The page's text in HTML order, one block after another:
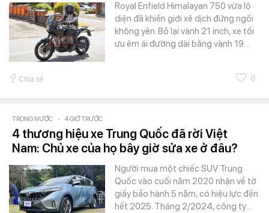
Royal Enfield Himalayan 750 vừa lộ
diện đã khiến giới xê dịch đứng ngồi
không yên. Bỏ lại vành 21 inch, xe tối
ưu êm ái đường dài bằng vành 19…
Chia sẻ 0
TRONG NƯỚC - 4 GIỜ TRƯỚC
4 thương hiệu xe Trung Quốc đã rời Việt
Nam: Chủ xe của họ bây giờ sửa xe ở đâu?
Người mua một chiếc SUV Trung
Quốc vào cuối năm 2020 nhận về tờ
giấy bảo hành 5 năm, có hiệu lực đến
hết 2025. Tháng 2/2024, công ty…